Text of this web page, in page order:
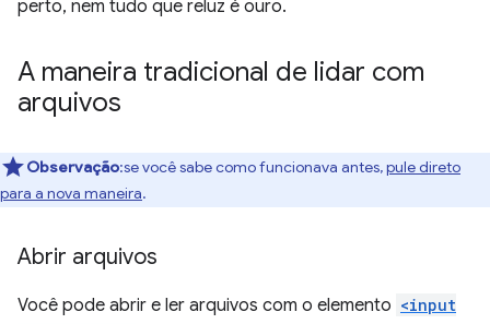
perto, nem tudo que reluz é ouro.
A maneira tradicional de lidar com
arquivos
Observação:se você sabe como funcionava antes,pule direto
para a nova maneira.
Abrir arquivos
Você pode abrir e ler arquivos com o elemento <input